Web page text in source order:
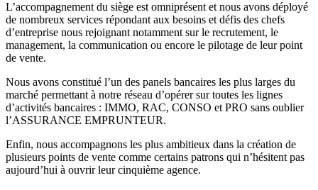
L’accompagnement du siège est omniprésent et nous avons déployé
de nombreux services répondant aux besoins et défis des chefs
d’entreprise nous rejoignant notamment sur le recrutement, le
management, la communication ou encore le pilotage de leur point
de vente.
Nous avons constitué l’un des panels bancaires les plus larges du
marché permettant à notre réseau d’opérer sur toutes les lignes
d’activités bancaires : IMMO, RAC, CONSO et PRO sans oublier
l’ASSURANCE EMPRUNTEUR.
Enfin, nous accompagnons les plus ambitieux dans la création de
plusieurs points de vente comme certains patrons qui n’hésitent pas
aujourd’hui à ouvrir leur cinquième agence.